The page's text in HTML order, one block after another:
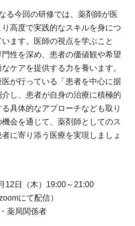
る今回の研修では、薬剤師が医
高度で実践的なスキルを身につ
ます。医師の視点を学ぶこと
性を深め、患者の価値観や希望
ケアを提供する力を養います。
が行っている「患者を中心に据
し、患者が自身の治療に積極的
具体的なアプローチなども取り
機会を通じて、薬剤師としてのス
に寄り添う医療を実現しましょ
12日（木）19:00～21:00
にて配信）
薬局関係者